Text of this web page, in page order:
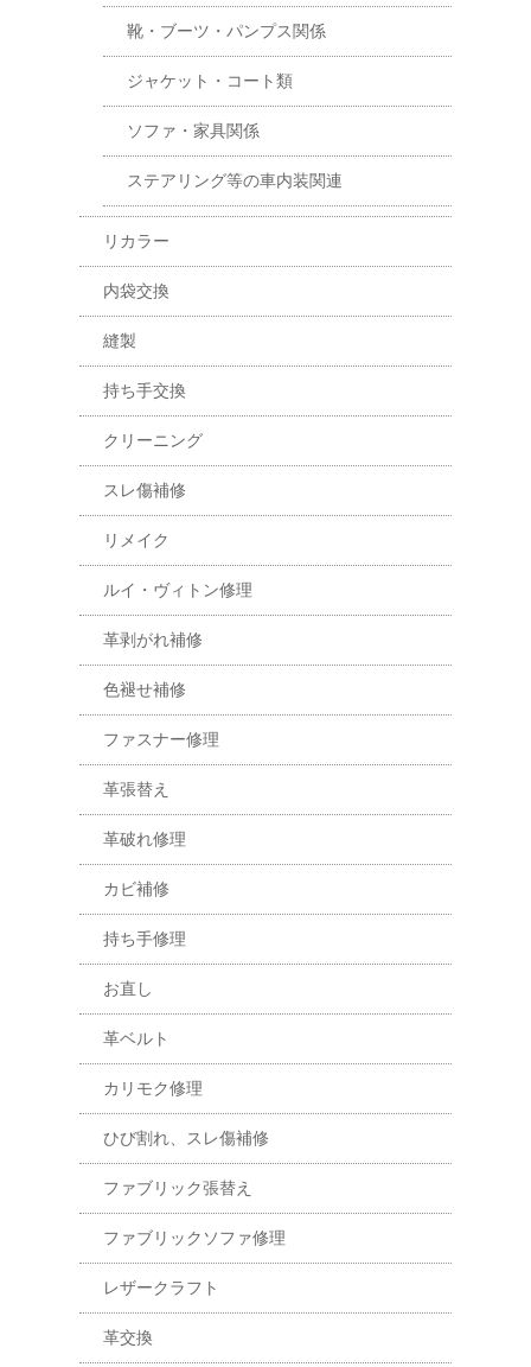
靴・ブーツ・パンプス関係
ジャケット・コート類
ソファ・家具関係
ステアリング等の車内装関連
リカラー
内袋交換
縫製
持ち手交換
クリーニング
スレ傷補修
リメイク
ルイ・ヴィトン修理
革剥がれ補修
色褪せ補修
ファスナー修理
革張替え
革破れ修理
カビ補修
持ち手修理
お直し
革ベルト
カリモク修理
ひび割れ、スレ傷補修
ファブリック張替え
ファブリックソファ修理
レザークラフト
革交換